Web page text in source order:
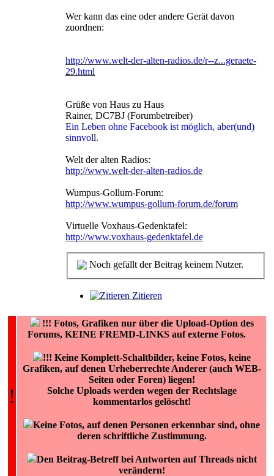
Wer kann das eine oder andere Gerät davon
zuordnen:
http://www.welt-der-alten-radios.de/r--z...geraete-
29.html
Grüße von Haus zu Haus
Rainer, DC7BJ (Forumbetreiber)
Ein Leben ohne Facebook ist möglich, aber(und)
sinnvoll.
Welt der alten Radios:
http://www.welt-der-alten-radios.de
Wumpus-Gollum-Forum:
http://www.wumpus-gollum-forum.de/forum
Virtuelle Voxhaus-Gedenktafel:
http://www.voxhaus-gedenktafel.de
Noch gefällt der Beitrag keinem Nutzer.
Zitieren
!
!!! Fotos, Grafiken nur über die Upload-Option des
Forums, KEINE FREMD-LINKS auf externe Fotos.
!!! Keine Komplett-Schaltbilder, keine Fotos, keine
Grafiken, auf denen Urheberrechte Anderer (auch WEB-
Seiten oder Foren) liegen!
Solche Uploads werden wegen der Rechtslage
kommentarlos gelöscht!
Keine Fotos, auf denen Personen erkennbar sind, ohne
deren schriftliche Zustimmung.
Den Beitrag-Betreff bei Antworten auf Threads nicht
verändern!